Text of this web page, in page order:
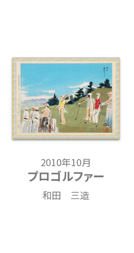
2010年10月
プロゴルファー
和田 三造